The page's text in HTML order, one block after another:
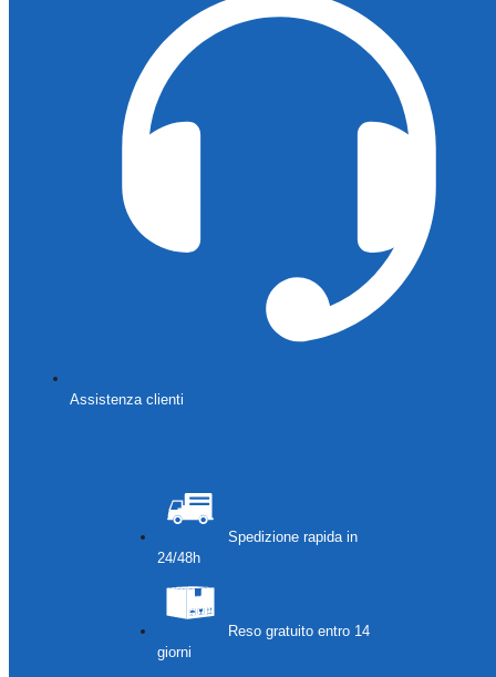
Assistenza clienti
Spedizione rapida in
24/48h
Reso gratuito entro 14
giorni